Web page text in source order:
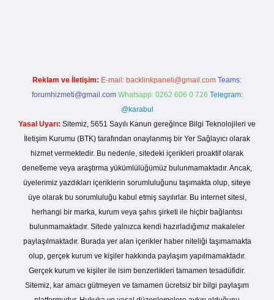
Reklam ve İletişim: E-mail: backlinkpaneli@gmail.com Teams:
forumhizmeti@gmail.com Whatsapp: 0262 606 0 726 Telegram:
@karabul
Yasal Uyarı: Sitemiz, 5651 Sayılı Kanun gereğince Bilgi Teknolojileri ve
İletişim Kurumu (BTK) tarafından onaylanmış bir Yer Sağlayıcı olarak
hizmet vermektedir. Bu nedenle, sitedeki içerikleri proaktif olarak
denetleme veya araştırma yükümlülüğümüz bulunmamaktadır. Ancak,
üyelerimiz yazdıkları içeriklerin sorumluluğunu taşımakta olup, siteye
üye olarak bu sorumluluğu kabul etmiş sayılırlar. Bu internet sitesi,
herhangi bir marka, kurum veya şahıs şirketi ile hiçbir bağlantısı
bulunmamaktadır. Sitede yalnızca kendi hazırladığımız makaleler
paylaşılmaktadır. Burada yer alan içerikler haber niteliği taşımamakta
olup, gerçek kurum ve kişiler hakkında paylaşım yapılmamaktadır.
Gerçek kurum ve kişiler ile isim benzerlikleri tamamen tesadüfidir.
Sitemiz, kar amacı gütmeyen ve tamamen ücretsiz bir bilgi paylaşım